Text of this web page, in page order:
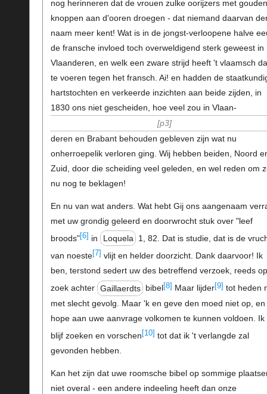
nog herinneren dat de vrouen zulke oorijzers met gouden
knoppen aan d'ooren droegen - dat niemand daarvan
naam meer kent! Wat is in de jongst-verloopene halve
de fransche invloed toch overweldigend sterk geweest in
Vlaanderen, en welk een zware strijd heeft 't vlaamsch
te voeren tegen het fransch. Ai! en hadden de
hartstochten en verkeerde inzichten aan beide zijden, in
1830 ons niet gescheiden, hoe veel zou in Vlaan-
p3
deren en Brabant behouden gebleven zijn wat nu
onherroepelik verloren ging. Wij hebben beiden, Noord
Zuid, door die scheiding veel geleden, en wel reden om
nu nog te beklagen!
En nu van wat anders. Wat hebt Gij ons aangenaam
met uw grondig geleerd en doorwrocht stuk over "leef
broods"[6] in Loquela
1, 82. Dat is studie, dat is de
van noeste [7] vlijt en helder doorzicht. Dank daarvoor! Ik
ben, terstond sedert uw des betreffend verzoek, reeds op
zoek achter Gaillaerdts bibel [8] Maar lijder[9] tot heden
met slecht gevolg. Maar 'k en geve den moed niet op, en
hope aan uwe aanvrage volkomen te kunnen voldoen. Ik
blijf zoeken en vorschen [10] tot dat ik 't verlangde zal
gevonden hebben.
Kan het zijn dat uwe roomsche bibel op sommige
niet overal - een andere indeeling heeft dan onze